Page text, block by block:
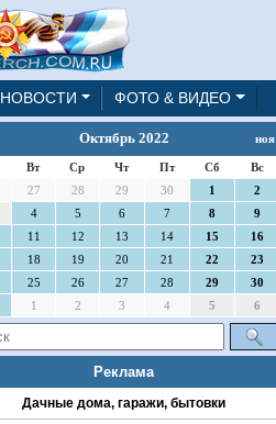
НОВОСТИ ФОТО & ВИДЕО
Октябрь 2022 ноя
Вт Ср Чт Пт Сб
Вс
27 28 29 30 1
2
4 5 6 7 8
9
11 12 13 14 15
16
18 19 20 21 22
23
25 26 27 28 29
30
1 2 3 4 5 6
Реклама
Дачные дома, гаражи, бытовки